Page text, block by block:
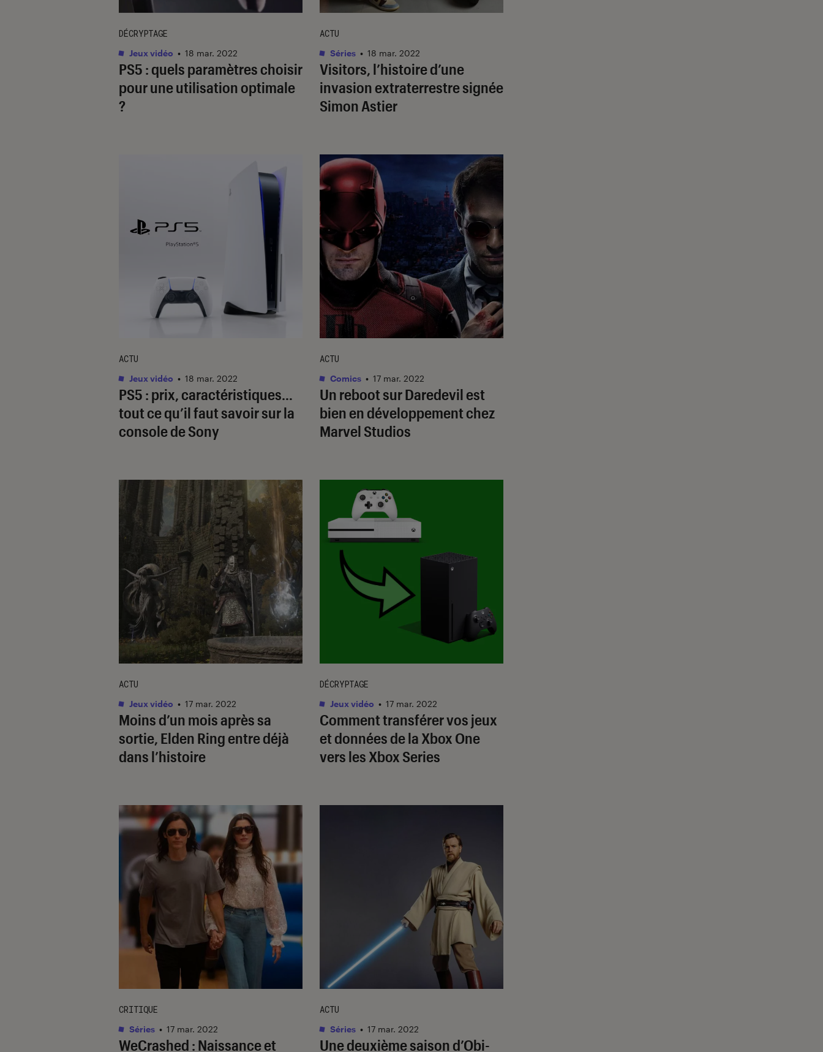
PS5 : quels paramètres choisir
pour une utilisation optimale
?
DÉCRYPTAGE
Jeux vidéo • 18 mar. 2022
Visitors, l’histoire d’une
invasion extraterrestre signée
Simon Astier
ACTU
Séries • 18 mar. 2022
PS5 : prix, caractéristiques…
tout ce qu’il faut savoir sur la
console de Sony
ACTU
Jeux vidéo • 18 mar. 2022
Un reboot sur Daredevil est
bien en développement chez
Marvel Studios
ACTU
Comics • 17 mar. 2022
Moins d’un mois après sa
sortie, Elden Ring entre déjà
dans l’histoire
ACTU
Jeux vidéo • 17 mar. 2022
Comment transférer vos jeux
et données de la Xbox One
vers les Xbox Series
DÉCRYPTAGE
Jeux vidéo • 17 mar. 2022
WeCrashed : Naissance et
CRITIQUE
Séries • 17 mar. 2022
Une deuxième saison d’Obi-
ACTU
Séries • 17 mar. 2022